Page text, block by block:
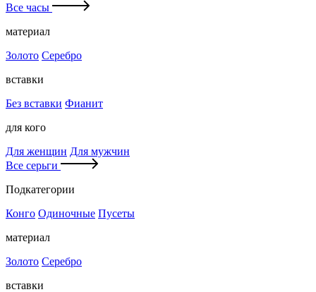
Все часы
материал
Золото Серебро
вставки
Без вставки Фианит
для кого
Для женщин Для мужчин
Все серьги
Подкатегории
Конго Одиночные Пусеты
материал
Золото Серебро
вставки